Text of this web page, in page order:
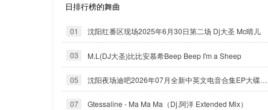
日排行榜的舞曲
01 沈阳红番区现场2025年6月30日第二场 Dj大圣 Mc晴儿
03 M.L(DJ大圣)比比安慕希Beep Beep I'm a Sheep
05 沈阳夜场迪吧2026年07月全新中英文电音合集EP大碟-沈阳DJ小良
07 Gtessaline - Ma Ma Ma（Dj.阿洋 Extended Mix）